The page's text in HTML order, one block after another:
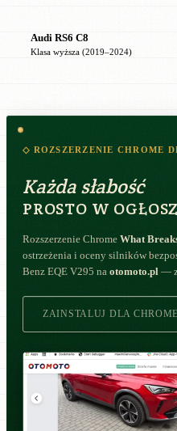
Audi RS6 C8
Klasa wyższa (2019–2024)
◇ ROZSZERZENIE CHROME
Każda słabość
PROSTO W
Rozszerzenie Chrome What
ostrzeżenia i oceny silników
Benz EQE V295 na otomoto.pl —
ZAINSTALUJ DLA